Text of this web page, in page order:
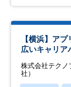
【横浜】ア
広いキャリア
株式会社テクノ
社）